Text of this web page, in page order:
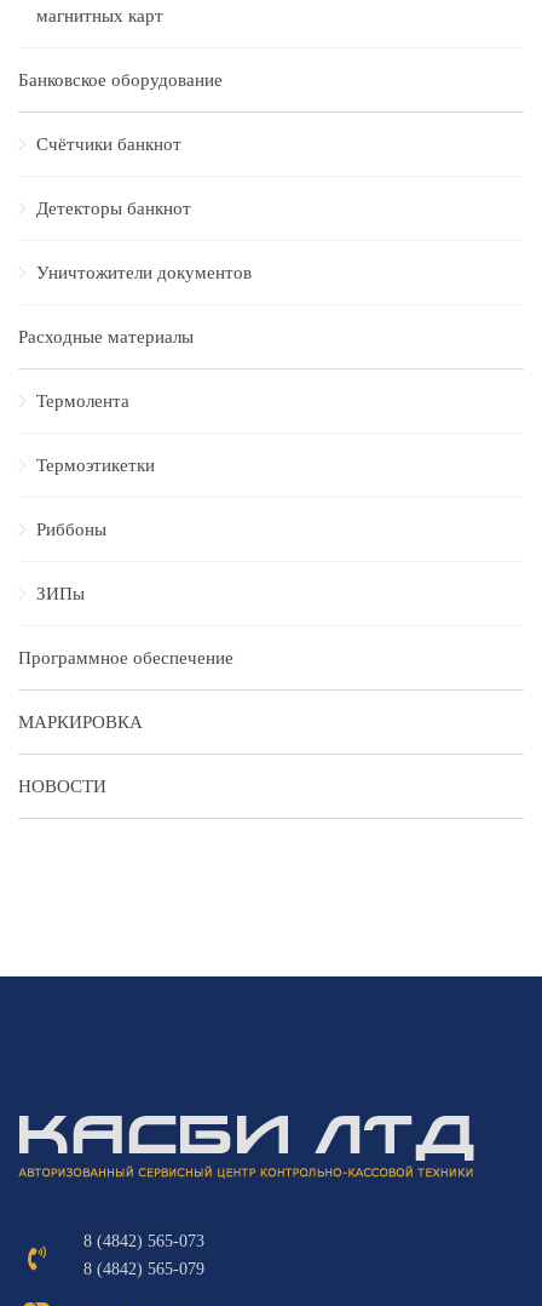
магнитных карт
Банковское оборудование
Счётчики банкнот
Детекторы банкнот
Уничтожители документов
Расходные материалы
Термолента
Термоэтикетки
Риббоны
ЗИПы
Программное обеспечение
МАРКИРОВКА
НОВОСТИ
8 (4842) 565-073
8 (4842) 565-079